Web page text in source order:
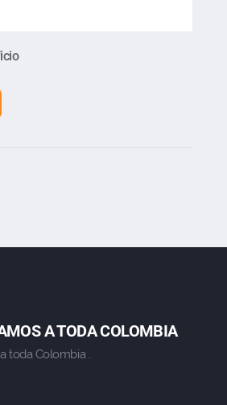
A TODA COLOMBIA
toda Colombia .